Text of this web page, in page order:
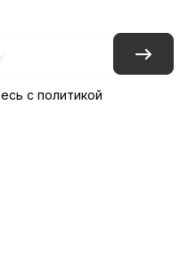
с политикой